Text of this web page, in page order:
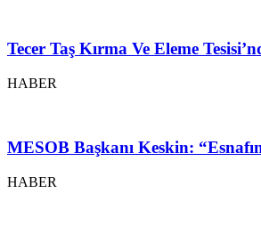
Tecer Taş Kırma Ve Eleme
HABER
MESOB Başkanı Keskin:
HABER